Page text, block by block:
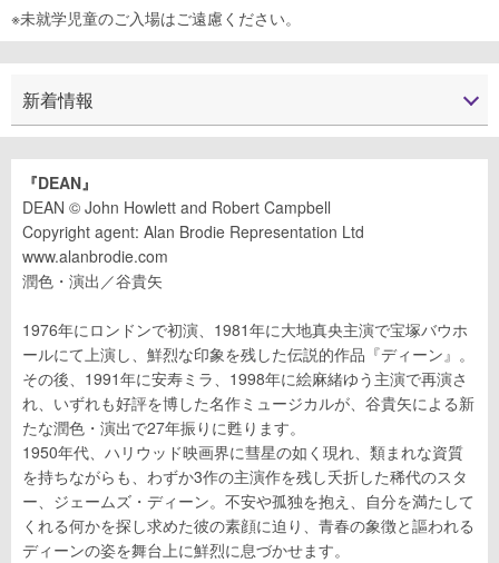
※未就学児童のご入場はご遠慮ください。
新着情報
『DEAN』
DEAN © John Howlett and Robert Campbell
Copyright agent: Alan Brodie Representation Ltd
www.alanbrodie.com
潤色・演出／谷貴矢
1976年にロンドンで初演、1981年に大地真央主演で宝塚バウホ
ールにて上演し、鮮烈な印象を残した伝説的作品『ディーン』。
その後、1991年に安寿ミラ、1998年に絵麻緒ゆう主演で再演さ
れ、いずれも好評を博した名作ミュージカルが、谷貴矢による新
たな潤色・演出で27年振りに甦ります。
1950年代、ハリウッド映画界に彗星の如く現れ、類まれな資質
を持ちながらも、わずか3作の主演作を残し夭折した稀代のスタ
ー、ジェームズ・ディーン。不安や孤独を抱え、自分を満たして
くれる何かを探し求めた彼の素顔に迫り、青春の象徴と謳われる
ディーンの姿を舞台上に鮮烈に息づかせます。